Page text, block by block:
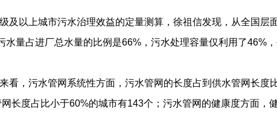
及以上城市污水治理效益的定量测算，徐祖信发现，从全国层
水量占进厂总水量的比例是66%，污水处理容量仅利用了46%，
看，污水管网系统性方面，污水管网的长度占到供水管网长度
长度占比小于60%的城市有143个；污水管网的健康度方面，